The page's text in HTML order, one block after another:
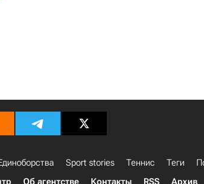
Sport stories Теннис Теги
Об агентстве Контакты RSS Архив